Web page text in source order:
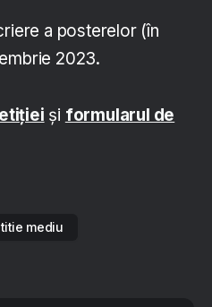
a posterelor (în
2023.
și formularul de
mediu